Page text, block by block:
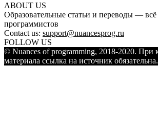
ABOUT US
Образовательные статьи и переводы — всё
программистов
Contact us: support@nuancesprog.ru
FOLLOW US
© Nuances of programming, 2018-2020. При
материала ссылка на источник обязательна.